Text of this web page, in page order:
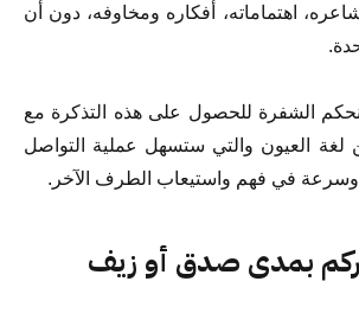
اهتماماته، أفكاره ومخاوفه، دون أن
الشفرة للحصول على هذه التذكرة مع
الحقائق 15 عن لغة العيون والتي ستسهل عملية التواصل
وسرعة في فهم واستيعاب الطرف الآخر.
بمدى صدق أو زيف